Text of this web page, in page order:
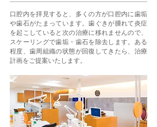
口腔内を拝見すると、多くの方が口腔内に歯垢
や歯石がたまっています。歯ぐきが腫れて炎症
を起こしていると次の治療に移れませんので、
スケーリングで歯垢・歯石を除去します。ある
程度、歯周組織の状態が回復してきたら、治療
計画をご提案いたします。